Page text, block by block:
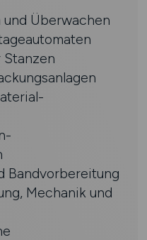
Überwachen
Stanzen
Bandvorbereitung
Mechanik und